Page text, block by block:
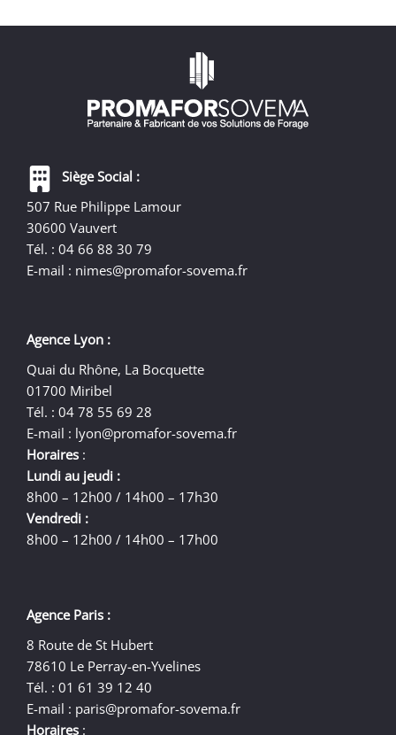
Siège Social :
507 Rue Philippe Lamour
30600 Vauvert
Tél. : 04 66 88 30 79
E-mail : nimes@promafor-sovema.fr
Agence Lyon :
Quai du Rhône, La Bocquette
01700 Miribel
Tél. : 04 78 55 69 28
E-mail : lyon@promafor-sovema.fr
Horaires :
Lundi au jeudi :
8h00 – 12h00 / 14h00 – 17h30
Vendredi :
8h00 – 12h00 / 14h00 – 17h00
Agence Paris :
8 Route de St Hubert
78610 Le Perray-en-Yvelines
Tél. : 01 61 39 12 40
E-mail : paris@promafor-sovema.fr
Horaires :